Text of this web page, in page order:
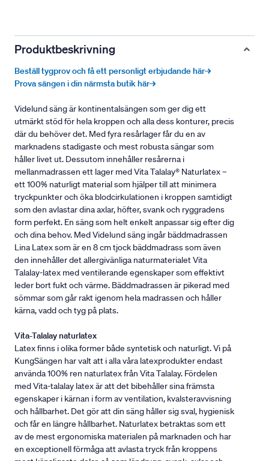
Produktbeskrivning
Beställ tygprov och få ett personligt erbjudande här→
Prova sängen i din närmsta butik här→
Videlund säng är kontinentalsängen som ger dig ett
utmärkt stöd för hela kroppen och alla dess konturer, precis
där du behöver det. Med fyra resårlager får du en av
marknadens stadigaste och mest robusta sängar som
håller livet ut. Dessutom innehåller resårerna i
mellanmadrassen ett lager med Vita Talalay® Naturlatex –
ett 100% naturligt material som hjälper till att minimera
tryckpunkter och öka blodcirkulationen i kroppen samtidigt
som den avlastar dina axlar, höfter, svank och ryggradens
form perfekt. En säng som helt enkelt anpassar sig efter dig
och dina behov. Med Videlund säng ingår bäddmadrassen
Lina Latex som är en 8 cm tjock bäddmadrass som även
den innehåller det allergivänliga naturmaterialet Vita
Talalay-latex med ventilerande egenskaper som effektivt
leder bort fukt och värme. Bäddmadrassen är pikerad med
sömmar som går rakt igenom hela madrassen och håller
kärna, vadd och tyg på plats.
Vita-Talalay naturlatex
Latex finns i olika former både syntetisk och naturligt. Vi på
KungSängen har valt att i alla våra latexprodukter endast
använda 100% ren naturlatex från Vita Talalay. Fördelen
med Vita-talalay latex är att det bibehåller sina främsta
egenskaper i kärnan i form av ventilation, kvalsteravvisning
och hållbarhet. Det gör att din säng håller sig sval, hygienisk
och får en längre hållbarhet. Naturlatex betraktas som ett
av de mest ergonomiska materialen på marknaden och har
en exceptionell förmåga att avlasta tryck från kroppens